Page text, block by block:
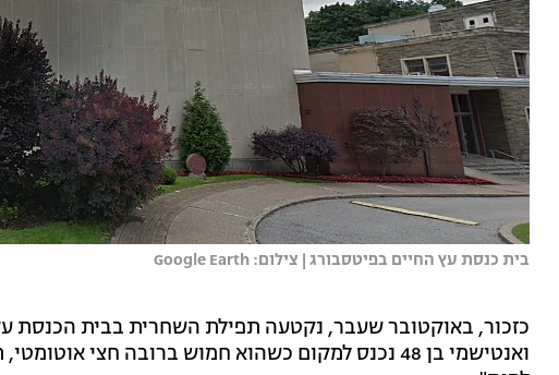
בית כנסת עץ החיים בפיטסבורג | צילום: Google Earth
כזכור, באוקטובר שעבר, נקטעה תפילת השחרית בבית הכנסת
ואנטישמי בן 48 נכנס למקום כשהוא חמוש ברובה חצי